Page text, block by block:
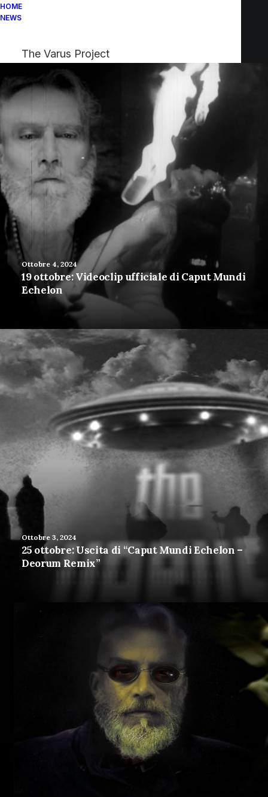
HOME
NEWS
The Varus Project
Ottobre 4, 2024
19 ottobre: Videoclip ufficiale di Caput Mundi
Echelon
Ottobre 3, 2024
25 ottobre: Uscita di “Caput Mundi Echelon –
Deorum Remix”